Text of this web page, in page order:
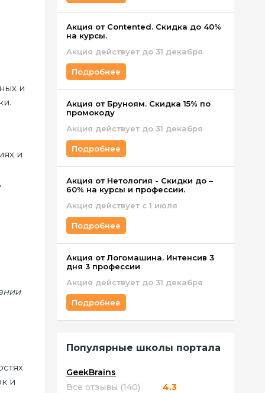
и
и
и
Акция от Contented. Скидка до 40%
на курсы.
Акция действует до 31 декабря
Подробнее
Акция от Бруноям. Скидка 15% по
промокоду
Акция действует до 31 декабря
Подробнее
Акция от Нетология - Скидки до –
60% на курсы и профессии.
Акция действует с 1 июля
Подробнее
Акция от Логомашина. Интенсив 3
дня 3 профессии
Акция действует до 31 декабря
Подробнее
Популярные школы портала
GeekBrains
Все отзывы (140)
4.3